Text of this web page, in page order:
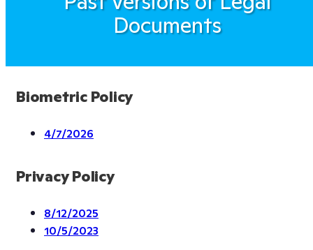
Documents
Biometric Policy
4/7/2026
Privacy Policy
8/12/2025
10/5/2023